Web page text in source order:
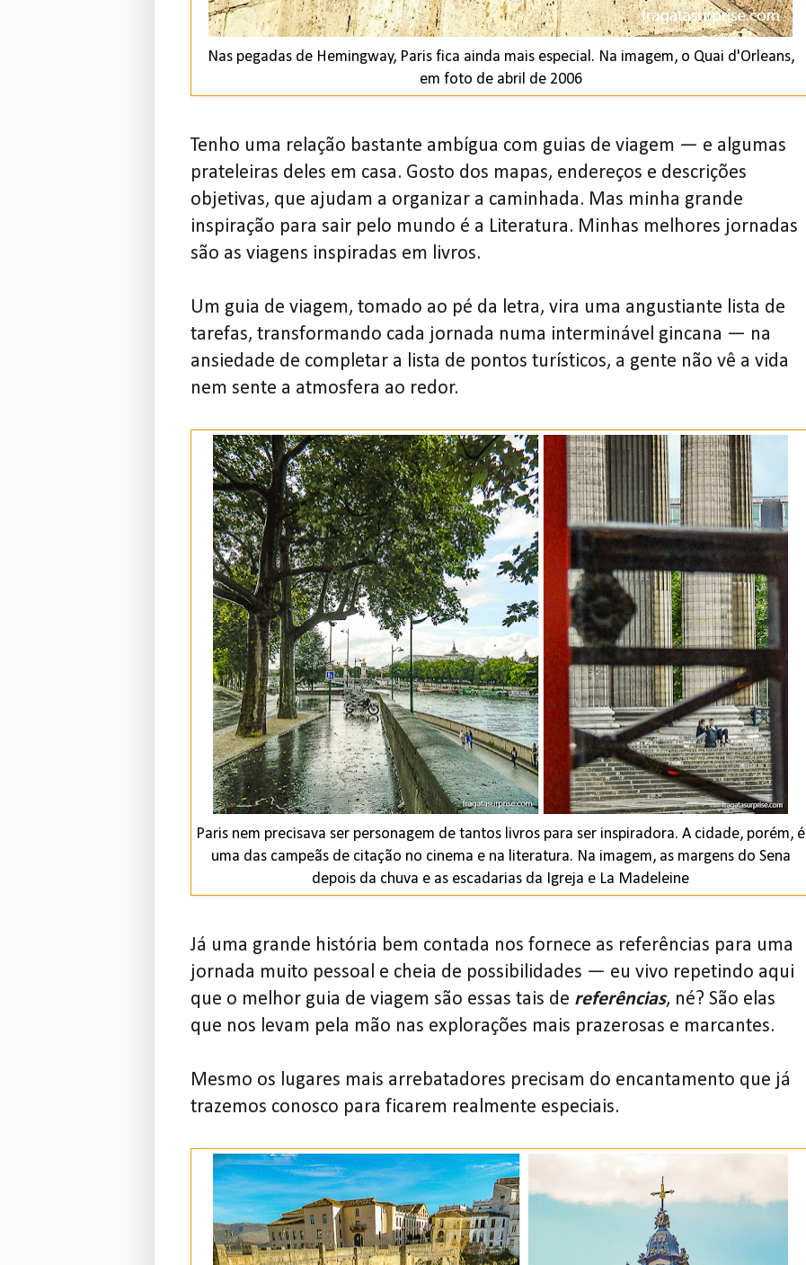
Nas pegadas de Hemingway, Paris fica ainda mais especial. Na imagem, o Quai d'Orleans,
em foto de abril de 2006
Tenho uma relação bastante ambígua com guias de viagem — e algumas
prateleiras deles em casa. Gosto dos mapas, endereços e descrições
objetivas, que ajudam a organizar a caminhada. Mas minha grande
inspiração para sair pelo mundo é a Literatura. Minhas melhores jornadas
são as viagens inspiradas em livros.
Um guia de viagem, tomado ao pé da letra, vira uma angustiante lista de
tarefas, transformando cada jornada numa interminável gincana — na
ansiedade de completar a lista de pontos turísticos, a gente não vê a vida
nem sente a atmosfera ao redor.
Paris nem precisava ser personagem de tantos livros para ser inspiradora. A cidade, porém, é
uma das campeãs de citação no cinema e na literatura. Na imagem, as margens do Sena
depois da chuva e as escadarias da Igreja e La Madeleine
Já uma grande história bem contada nos fornece as referências para uma
jornada muito pessoal e cheia de possibilidades — eu vivo repetindo aqui
que o melhor guia de viagem são essas tais de referências, né? São elas
que nos levam pela mão nas explorações mais prazerosas e marcantes.
Mesmo os lugares mais arrebatadores precisam do encantamento que já
trazemos conosco para ficarem realmente especiais.